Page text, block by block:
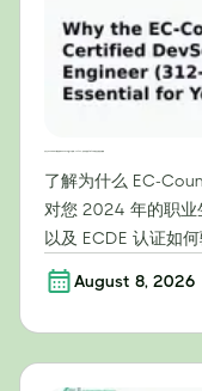
了解为什么 EC-
对您 2024 年的职业
以及 ECDE 认证如
August 8, 2026